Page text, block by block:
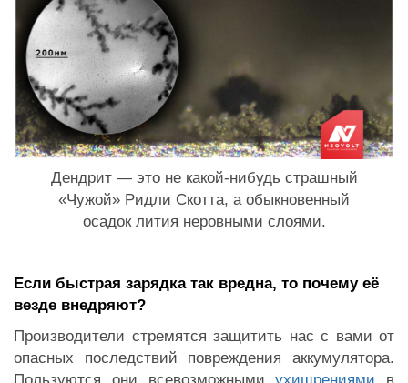
Дендрит — это не какой-нибудь страшный
«Чужой» Ридли Скотта, а обыкновенный
осадок лития неровными слоями.
Если быстрая зарядка так вредна, то почему её
везде внедряют?
Производители стремятся защитить нас с вами от
опасных последствий повреждения аккумулятора.